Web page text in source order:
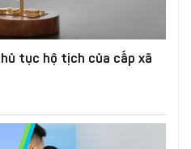
tục hộ tịch của cấp xã